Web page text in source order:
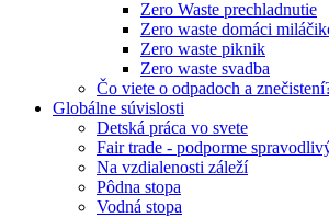
Zero Waste prechladnutie
Zero waste domáci
Zero waste piknik
Zero waste svadba
Čo viete o odpadoch a
Globálne súvislosti
Detská práca vo svete
Fair trade - podporme
Na vzdialenosti záleží
Pôdna stopa
Vodná stopa